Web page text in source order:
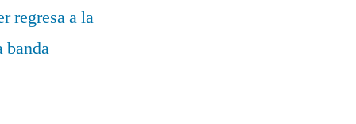
regresa a la
banda